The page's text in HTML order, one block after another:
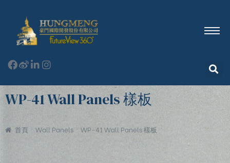
WP-41 Wall Panels 樣板
首頁 Wall Panels WP-41 Wall Panels 樣板